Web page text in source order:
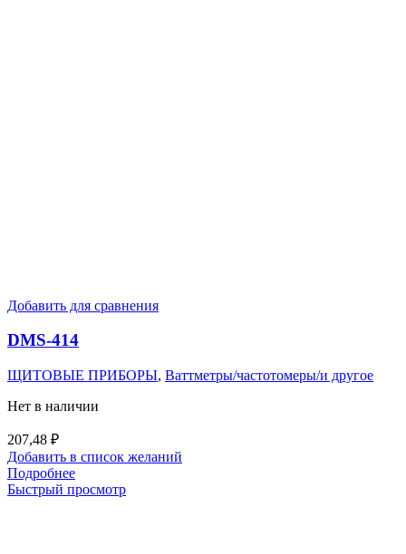
Добавить для сравнения
DMS-414
ЩИТОВЫЕ ПРИБОРЫ, Ваттметры/частотомеры/и другое
Нет в наличии
207,48 ₽
Добавить в список желаний
Подробнее
Быстрый просмотр